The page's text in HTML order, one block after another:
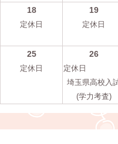
18
定休日
19
定休日
25
定休日
26
定休
埼玉県高校入
(学力考査)